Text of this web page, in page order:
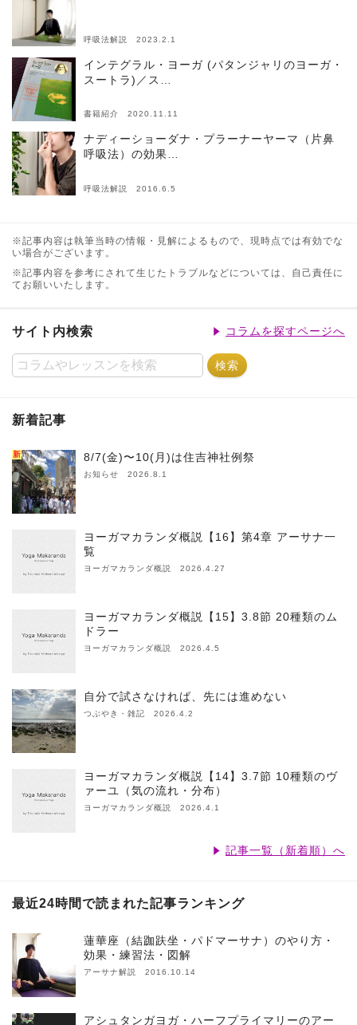
呼吸法解説 2023.2.1
インテグラル・ヨーガ (パタンジャリのヨーガ・
スートラ)／ス…
書籍紹介 2020.11.11
ナディーショーダナ・プラーナーヤーマ（片鼻
呼吸法）の効果…
呼吸法解説 2016.6.5
※記事内容は執筆当時の情報・見解によるもので、現時点では有効でな
い場合がございます。
※記事内容を参考にされて生じたトラブルなどについては、自己責任に
てお願いいたします。
サイト内検索 コラムを探すページへ
新着記事
新 8/7(金)〜10(月)は住吉神社例祭
お知らせ 2026.8.1
ヨーガマカランダ概説【16】第4章 アーサナ一
覧
ヨーガマカランダ概説 2026.4.27
ヨーガマカランダ概説【15】3.8節 20種類のム
ドラー
ヨーガマカランダ概説 2026.4.5
自分で試さなければ、先には進めない
つぶやき・雑記 2026.4.2
ヨーガマカランダ概説【14】3.7節 10種類のヴ
ァーユ（気の流れ・分布）
ヨーガマカランダ概説 2026.4.1
記事一覧（新着順）へ
最近24時間で読まれた記事ランキング
蓮華座（結跏趺坐・パドマーサナ）のやり方・
効果・練習法・図解
アーサナ解説 2016.10.14
アシュタンガヨガ・ハーフプライマリーのアー